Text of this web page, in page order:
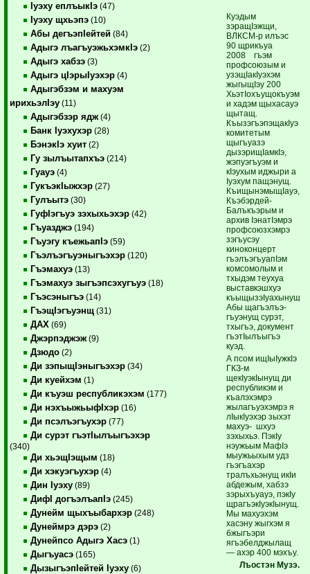
Iуэху еплъыкIэ (47)
Iуэху щхьэпэ (10)
Абы дегъэпIейтей (84)
Адыгэ лъагъуэжьхэмкIэ (2)
Адыгэ хабзэ (3)
Адыгэ цIэрыIуэхэр (4)
Адыгэбзэм и махуэм
ирихьэлIэу (11)
Адыгэбзэр ядж (4)
Банк Iуэхухэр (28)
БэнэкIэ хуит (2)
Гу зылъытапхъэ (214)
Гуауэ (4)
ГукъэкIыжхэр (27)
Гулъытэ (30)
ГуфIэгъуэ зэхыхьэхэр (42)
Гъуазджэ (194)
Гъуэгу къежьапIэ (59)
Гъэлъэгъуэныгъэхэр (120)
Гъэмахуэ (13)
Гъэмахуэ зыгъэпсэхугъуэ (18)
Гъэсэныгъэ (14)
ГъэщIэгъуэнщ (31)
ДАХ (69)
Джэрпэджэж (9)
Дзюдо (2)
Ди зэпыщIэныгъэхэр (34)
Ди куейхэм (1)
Ди къуэш республикэхэм (177)
Ди нэхъыжьыфIхэр (16)
Ди псэлъэгъухэр (77)
Ди сурэт гъэтIылъыгъэхэр
(340)
Ди хьэщIэщым (18)
Ди хэкуэгъухэр (4)
Дин Iуэху (89)
ДифI догъэлъапIэ (245)
Дунейм щыхъыбархэр (248)
Дунеймрэ дэрэ (2)
Дунейпсо Адыгэ Хасэ (1)
Дыгъуасэ (165)
ДызыгъэпIейтей Iуэху (6)
Куэдым
зэращIэжщи,
ВЛКСМ-р илъэс
90 щрикъуа
2008 гъэм
профсоюзым и
узэщIакIуэхэм
жыгыщIэу 200
ХьэтIохъущокъуэм
и хадэм щыхасауэ
щытащ.
КъызэгъэпэщакIуэ
комитетым
щыгъуазэ
дызэрищIамкIэ,
жэпуэгъуэм и
кIэухым иджыри а
Iуэхум пащэнущ.
КъищынэмыщIауэ,
Къэбэрдей-
Балъкъэрым и
архив IэнатIэмрэ
профсоюзхэмрэ
зэгъусэу
киноконцерт
гъэлъэгъуапIэм
комсомолым и
тхыдэм теухуа
выставкэшхуэ
къыщызэIуахынущ.
Абы щагъэлъэ­
гъуэнущ сурэт,
тхыгъэ, документ
гъэтIылъыгъэ
куэд.
А псом ищIыIужкIэ
ГКЗ-м
щекIуэкIынущ ди
республикэм и
къалэхэмрэ
жылагъуэхэмрэ я
лIыкIуэхэр зыхэт
махуэ- шхуэ
зэхыхьэ. ПэкIу
нэужьым МафIэ
мыужьыхым удз
гъэ­гъахэр
тралъхьэнущ икIи
абдежым, хабзэ
зэрыхъуауэ, пэкIу
щрагъэкIуэкIынущ.
Мы махуэхэм
хасэну жыгхэм я
бжы­гъэри
ягъэбелджылащ
— ахэр 400 мэхъу.
Лъостэн Музэ.